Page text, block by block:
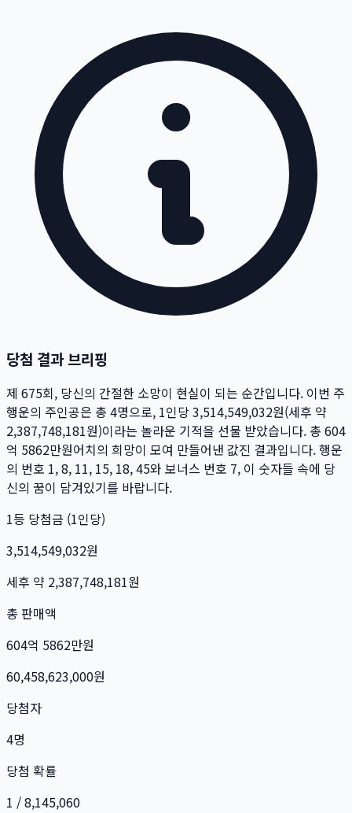
당첨 결과 브리핑
제 675회, 당신의 간절한 소망이 현실이 되는 순간입니다. 이번 주
행운의 주인공은 총 4명으로, 1인당3,514,549,032원(세후 약
2,387,748,181원)이라는 놀라운 기적을 선물 받았습니다. 총 604
억 5862만원어치의 희망이 모여 만들어낸 값진 결과입니다. 행운
의 번호 1, 8, 11, 15, 18, 45와 보너스 번호 7, 이 숫자들 속에 당
신의 꿈이 담겨있기를 바랍니다.
1등 당첨금 (1인당)
3,514,549,032원
세후 약 2,387,748,181원
총 판매액
604억 5862만원
60,458,623,000원
당첨자
4명
당첨 확률
1 / 8,145,060